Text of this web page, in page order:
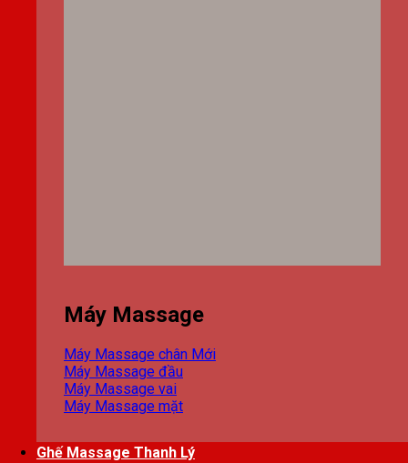
Máy Massage
Máy Massage chân
Máy Massage đầu
Máy Massage vai
Máy Massage mặt
Ghế Massage Thanh Lý